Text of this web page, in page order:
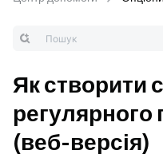
Як створити
регулярного
(веб-версія)